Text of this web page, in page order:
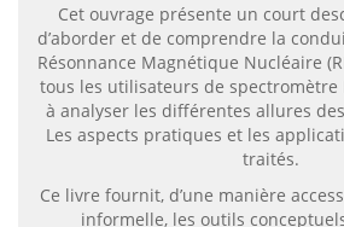
Cet ouvrage présente un court
d’aborder et de comprendre la
Résonnance Magnétique Nucléaire
tous les utilisateurs de
à analyser les différentes allures
Les aspects pratiques et les
traités.
Ce livre fournit, d’une manière
informelle, les outils